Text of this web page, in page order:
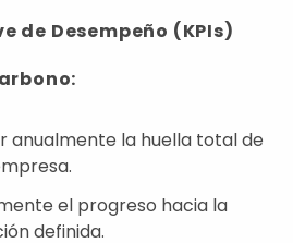
de Desempeño (KPIs)
anualmente la huella total de
el progreso hacia la
definida.